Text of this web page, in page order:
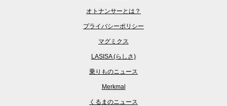
オトナンサーとは？
プライバシーポリシー
マグミクス
LASISA (らしさ)
乗りものニュース
Merkmal
くるまのニュース